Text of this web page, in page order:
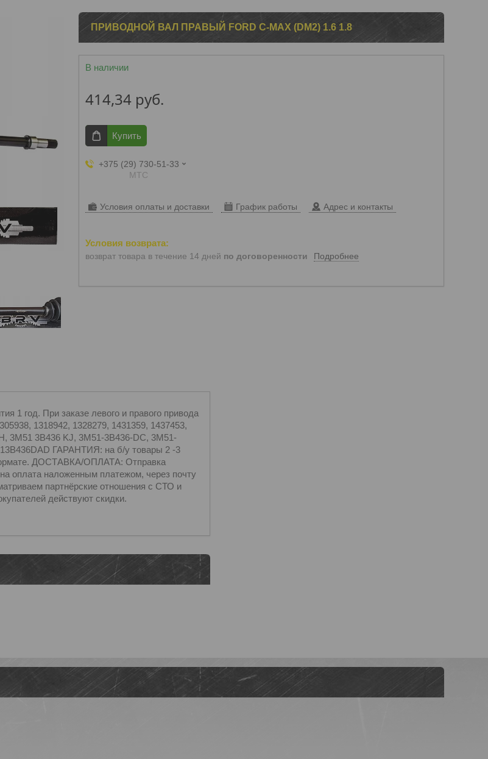
ПРИВОДНОЙ ВАЛ ПРАВЫЙ FORD C-MAX (DM2) 1.6 1.8
В наличии
414,34 руб.
Купить
+375 (29) 730-51-33
МТС
Условия оплаты и доставки График работы Адрес и контакты
возврат товара в течение 14 дней по договоренности Подробнее
1 год. При заказе левого и правого привода
1318942, 1328279, 1431359, 1437453,
3M51 3B436 KJ, 3M51-3B436-DC, 3M51-
ГАРАНТИЯ: на б/у товары 2 -3
ДОСТАВКА/ОПЛАТА: Отправка
оплата наложенным платежом, через почту
партнёрские отношения с СТО и
действуют скидки.